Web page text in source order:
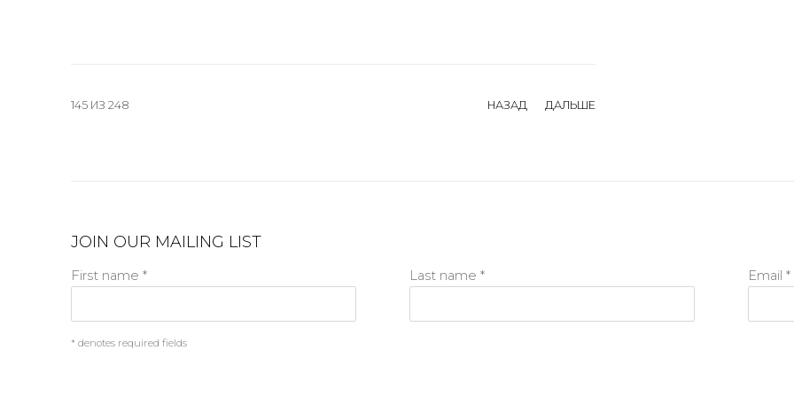
НАЗАД ДАЛЬШЕ
145 ИЗ 248
JOIN OUR MAILING LIST
First name * Last name * Email *
* denotes required fields